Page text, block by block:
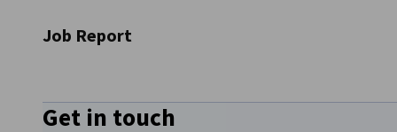
Job Report
Seit über 25 Jahren bietet unser
Get in touch